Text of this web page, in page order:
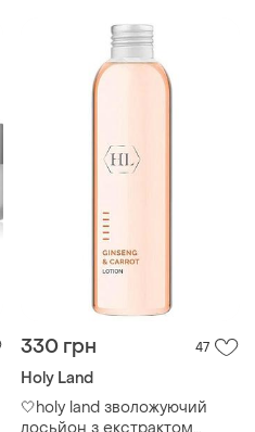
330 грн 47
Holy Land
🤍holy land зволожуючий